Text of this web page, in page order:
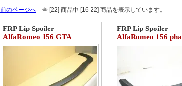
前のページへ 全 [22] 商品中 [16-22] 商品を表示しています。
FRP Lip Spoiler
AlfaRomeo 156 GTA
FRP Lip Spoiler
AlfaRomeo 156